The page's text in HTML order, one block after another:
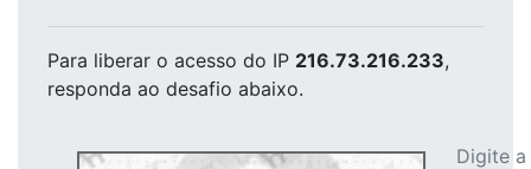
Para liberar o acesso do IP 216.73.216.233,
responda ao desafio abaixo.
Digite